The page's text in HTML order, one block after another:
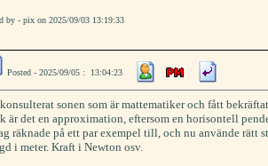
by - pix on 2025/09/03 13:19:33
Posted - 2025/09/05 : 13:04:23
sonen som är mattematiker och fått
är det en approximation, eftersom en horisontell
räknade på ett par exempel till, och nu använde rätt
i meter. Kraft i Newton osv.